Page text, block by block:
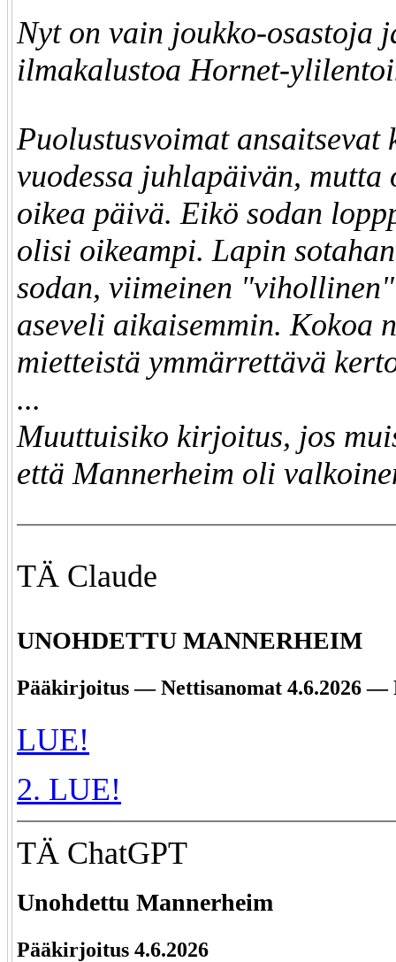
Nyt on vain joukko-osastoja
ilmakalustoa Hornet-
Puolustusvoimat
vuodessa juhlapäivän, mutta
oikea päivä. Eikö sodan
olisi oikeampi. Lapin
sodan, viimeinen
aseveli aikaisemmin. Kokoa
mietteistä ymmärrettävä
...
Muuttuisiko kirjoitus, jos
että Mannerheim oli
TÄ Claude
UNOHDETTU MANNERHEIM
Pääkirjoitus — Nettisanomat 4.6.2026 —
LUE!
2. LUE!
TÄ ChatGPT
Unohdettu Mannerheim
Pääkirjoitus 4.6.2026